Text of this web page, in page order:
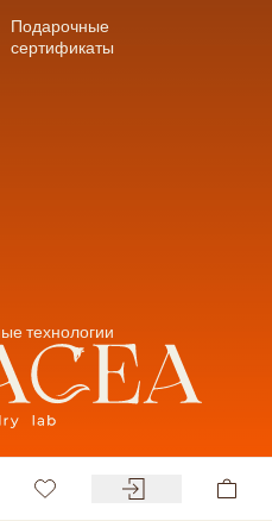
Подарочные
сертификаты
технологии